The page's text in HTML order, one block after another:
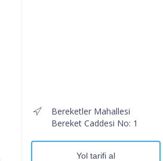
Bereketler Mahallesi
Bereket Caddesi No: 1
Yol tarifi al